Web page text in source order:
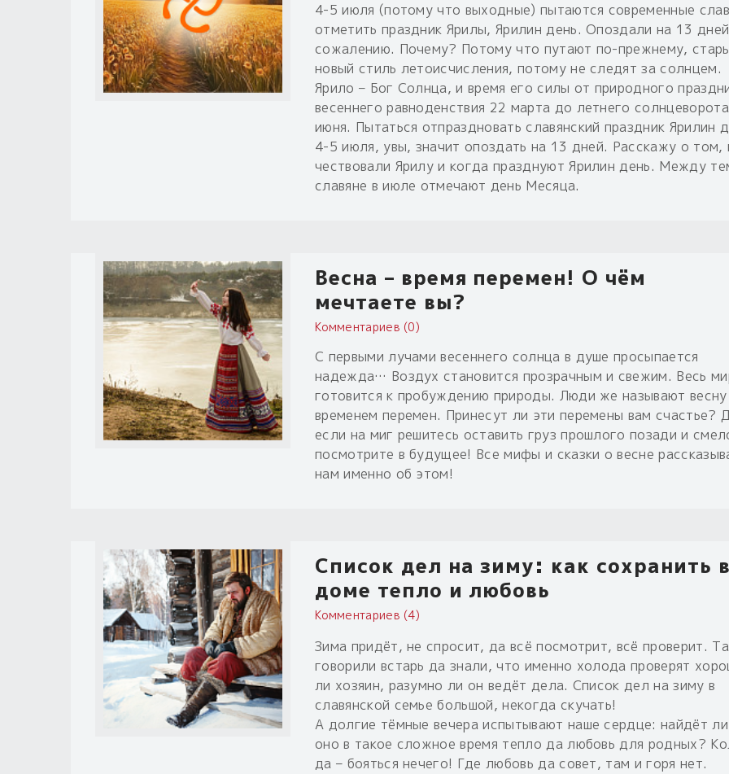
4-5 июля (потому что выходные) пытаются современные
отметить праздник Ярилы, Ярилин день. Опоздали на 13
сожалению. Почему? Потому что путают по-прежнему,
новый стиль летоисчисления, потому не следят за солнцем.
Ярило – Бог Солнца, и время его силы от природного
весеннего равноденствия 22 марта до летнего
июня. Пытаться отпраздновать славянский праздник Ярилин
4-5 июля, увы, значит опоздать на 13 дней. Расскажу о том,
чествовали Ярилу и когда празднуют Ярилин день. Между
славяне в июле отмечают день Месяца.
Весна – время перемен! О чём
мечтаете вы?
Комментариев (0)
С первыми лучами весеннего солнца в душе просыпается
надежда… Воздух становится прозрачным и свежим. Весь
готовится к пробуждению природы. Люди же называют весну
временем перемен. Принесут ли эти перемены вам счастье?
если на миг решитесь оставить груз прошлого позади и
посмотрите в будущее! Все мифы и сказки о весне
нам именно об этом!
Список дел на зиму: как сохранить в
доме тепло и любовь
Комментариев (4)
Зима придёт, не спросит, да всё посмотрит, всё проверит.
говорили встарь да знали, что именно холода проверят
ли хозяин, разумно ли он ведёт дела. Список дел на зиму в
славянской семье большой, некогда скучать!
А долгие тёмные вечера испытывают наше сердце: найдёт ли
оно в такое сложное время тепло да любовь для родных?
да – бояться нечего! Где любовь да совет, там и горя нет.